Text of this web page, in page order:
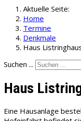
Aktuelle Seite:
Home
Termine
Denkmale
Haus
Suchen ...
Haus
Eine Hausanlage